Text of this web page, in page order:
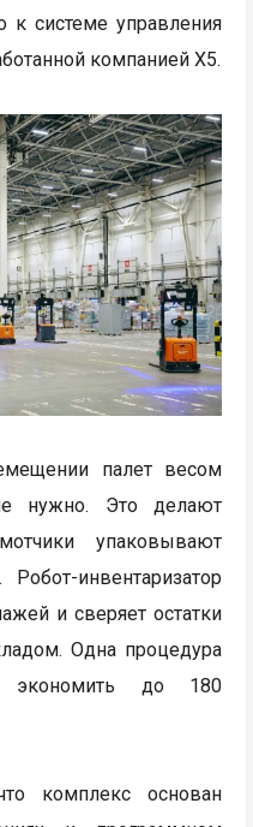
к системе управления
компанией Х5.
палет весом
нужно. Это делают
упаковывают
инвентаризатор
и сверяет остатки
Одна процедура
экономить до 180
комплекс основан